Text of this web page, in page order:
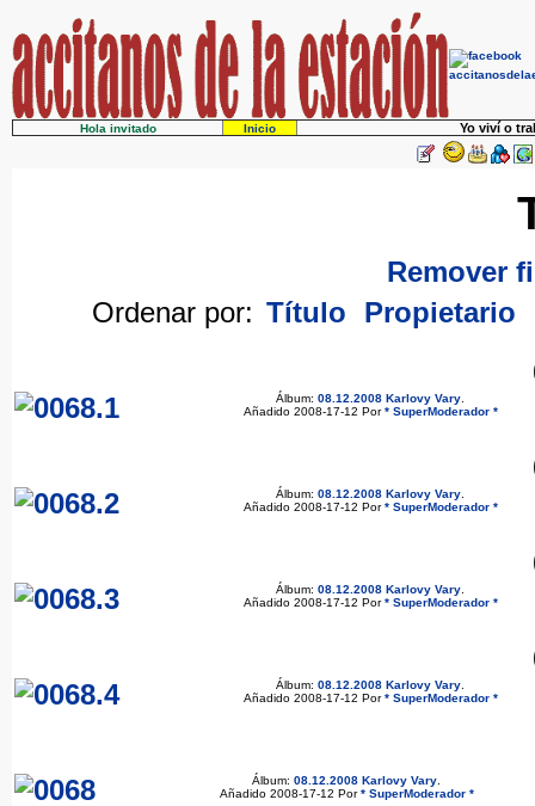
Hola invitado Inicio Yo viví o
Remover
Ordenar por: Título Propietario
Álbum: 08.12.2008 Karlovy Vary
Añadido 2008-17-12 Por* SuperModerador *
Álbum: 08.12.2008 Karlovy Vary
Añadido 2008-17-12 Por* SuperModerador *
Álbum: 08.12.2008 Karlovy Vary
Añadido 2008-17-12 Por* SuperModerador *
Álbum: 08.12.2008 Karlovy Vary
Añadido 2008-17-12 Por* SuperModerador *
Álbum: 08.12.2008 Karlovy Vary
Añadido 2008-17-12 Por* SuperModerador *